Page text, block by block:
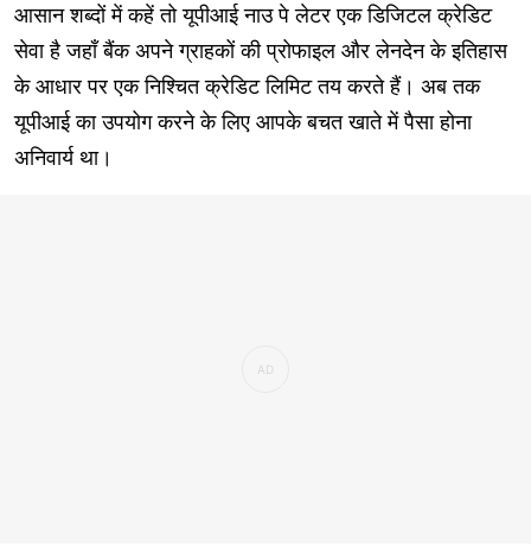
आसान शब्दों में कहें तो यूपीआई नाउ पे लेटर एक डिजिटल क्रेडिट
सेवा है जहाँ बैंक अपने ग्राहकों की प्रोफाइल और लेनदेन के इतिहास
के आधार पर एक निश्चित क्रेडिट लिमिट तय करते हैं। अब तक
यूपीआई का उपयोग करने के लिए आपके बचत खाते में पैसा होना
अनिवार्य था।